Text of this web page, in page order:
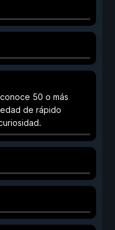
50 o más
de rápido